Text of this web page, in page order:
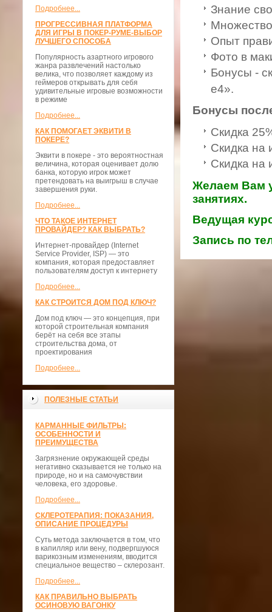
Подробнее...
ПРОГРЕССИВНАЯ ПЛАТФОРМА
ДЛЯ ИГРЫ В ПОКЕР-РУМЕ-ВЫБОР
ЛУЧШЕГО СПОСОБА
Популярность азартного игрового
жанра развлечений настолько
велика, что позволяет каждому из
геймеров открывать для себя
удивительные игровые возможности
в режиме
Подробнее...
КАК ПОМОГАЕТ ЭКВИТИ В
ПОКЕРЕ?
Эквити в покере - это вероятностная
величина, которая оценивает долю
банка, которую игрок может
претендовать на выигрыш в случае
завершения руки.
Подробнее...
ЧТО ТАКОЕ ИНТЕРНЕТ
ПРОВАЙДЕР? КАК ВЫБРАТЬ?
Интернет-провайдер (Internet
Service Provider, ISP) — это
компания, которая предоставляет
пользователям доступ к интернету
Подробнее...
КАК СТРОИТСЯ ДОМ ПОД КЛЮЧ?
Дом под ключ — это концепция, при
которой строительная компания
берёт на себя все этапы
строительства дома, от
проектирования
Подробнее...
ПОЛЕЗНЫЕ СТАТЬИ
КАРМАННЫЕ ФИЛЬТРЫ:
ОСОБЕННОСТИ И
ПРЕИМУЩЕСТВА
Загрязнение окружающей среды
негативно сказывается не только на
природе, но и на самочувствии
человека, его здоровье.
Подробнее...
СКЛЕРОТЕРАПИЯ: ПОКАЗАНИЯ,
ОПИСАНИЕ ПРОЦЕДУРЫ
Суть метода заключается в том, что
в капилляр или вену, подвергшуюся
варикозным изменениям, вводится
специальное вещество – склерозант.
Подробнее...
КАК ПРАВИЛЬНО ВЫБРАТЬ
ОСИНОВУЮ ВАГОНКУ
Знание
Опыт
Фото в
Бонусы -
е4».
Бонусы
Скидка
Скидка на
Скидка на
Желаем Вам
занятиях.
Ведущая
Запись по